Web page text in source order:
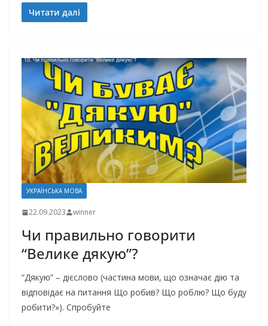
Читати далі
УКРАЇНСЬКА МОВА
22.09.2023 winner
Чи правильно говорити
“Велике дякую”?
“Дякую” – дієслово (частина мови, що означає дію та
відповідає на питання Що робив? Що роблю? Що буду
робити?»). Спробуйте